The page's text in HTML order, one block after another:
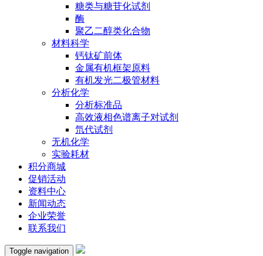
糖类与糖苷化试剂
酶
聚乙二醇类化合物
材料科学
钙钛矿前体
金属有机框架原料
有机发光二极管材料
分析化学
分析标准品
高效液相色谱离子对试剂
氘代试剂
无机化学
实验耗材
积分商城
促销活动
资料中心
新闻动态
企业荣誉
联系我们
Toggle navigation